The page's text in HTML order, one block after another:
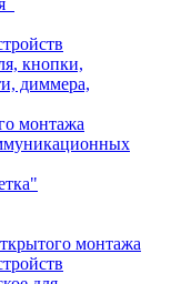
кнопки,
диммера,
монтажа
монтажа